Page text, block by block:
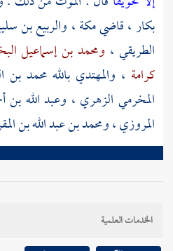
بكار، قاضيمكة، والربيع بن
الطريقي ، ومحمد بن إسماعيل
كرامة ، والمهتدي بالله محمد بن
المخرمي الزهري ، وعبد الله بن
المروزي،ومحمد بن عبد الله بن
الخدمات العلمية